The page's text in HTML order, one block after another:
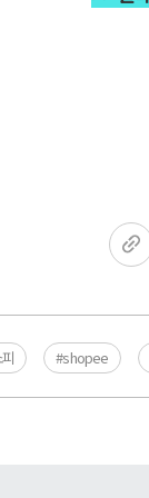
#shopee